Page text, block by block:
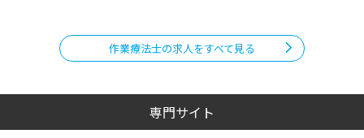
作業療法士の求人をすべて見る
専門サイト